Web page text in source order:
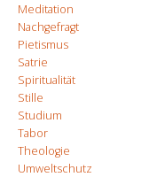
Meditation
Nachgefragt
Pietismus
Satrie
Spiritualität
Stille
Studium
Tabor
Theologie
Umweltschutz